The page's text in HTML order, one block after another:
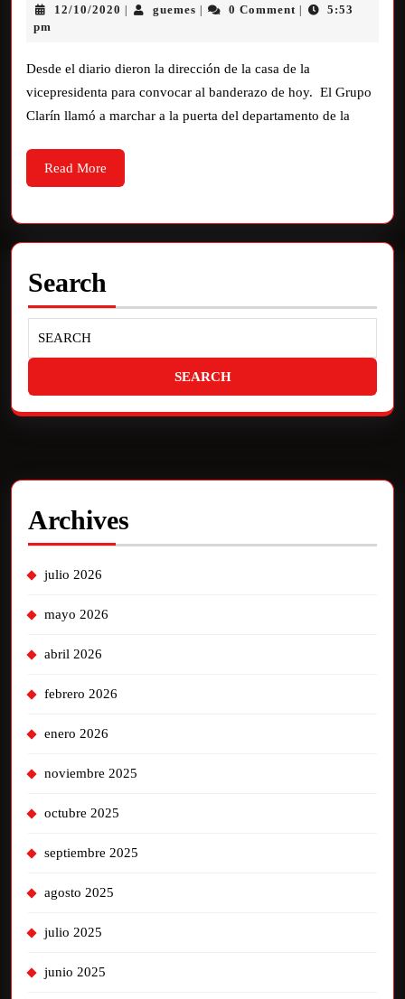
12/10/2020 guemes 0 Comment
5:53
pm
Desde el diario dieron la dirección de la casa de la
vicepresidenta para convocar al banderazo de hoy. El Grupo
Clarín llamó a marchar a la puerta del departamento de la
Read More
Search
Archives
julio 2026
mayo 2026
abril 2026
febrero 2026
enero 2026
noviembre 2025
octubre 2025
septiembre 2025
agosto 2025
julio 2025
junio 2025